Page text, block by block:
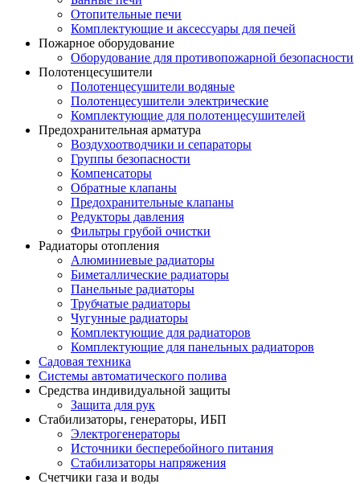
Отопительные печи
Комплектующие и аксессуары для печей
Пожарное оборудование
Оборудование для противопожарной безопасности
Полотенцесушители
Полотенцесушители водяные
Полотенцесушители электрические
Комплектующие для полотенцесушителей
Предохранительная арматура
Воздухоотводчики и сепараторы
Группы безопасности
Компенсаторы
Обратные клапаны
Предохранительные клапаны
Редукторы давления
Фильтры грубой очистки
Радиаторы отопления
Алюминиевые радиаторы
Биметаллические радиаторы
Панельные радиаторы
Трубчатые радиаторы
Чугунные радиаторы
Комплектующие для радиаторов
Комплектующие для панельных радиаторов
Садовая техника
Системы автоматического полива
Средства индивидуальной защиты
Защита для рук
Стабилизаторы, генераторы, ИБП
Электрогенераторы
Источники бесперебойного питания
Стабилизаторы напряжения
Счетчики газа и воды